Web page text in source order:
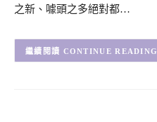
之新、噱頭之多絕對都…
CONTINUE READING